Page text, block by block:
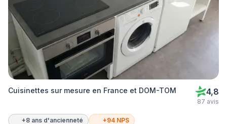
Cuisinettes sur mesure en France et DOM-TOM 4,8
87 avis
+8 ans d'ancienneté +94 NPS